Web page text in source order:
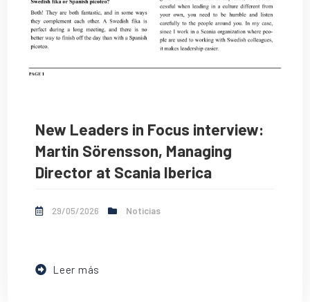
New Leaders in Focus interview:
Martin Sörensson, Managing
Director at Scania Iberica
29/05/2026 Noticias
Leer más